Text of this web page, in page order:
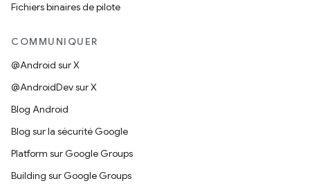
Fichiers binaires de pilote
COMMUNIQUER
@Android sur X
@AndroidDev sur X
Blog Android
Blog sur la sécurité Google
Platform sur Google Groups
Building sur Google Groups